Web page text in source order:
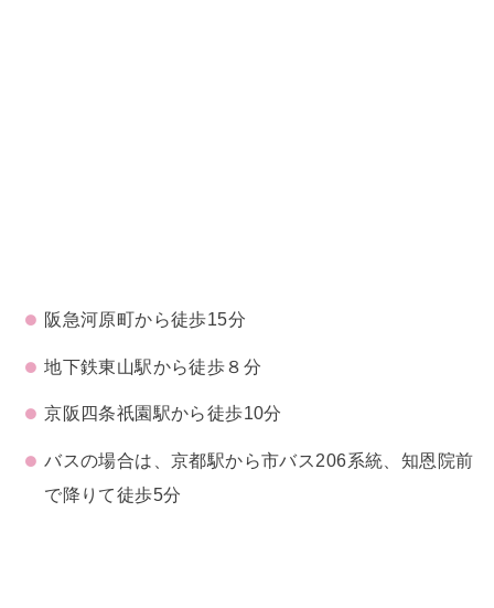
阪急河原町から徒歩15分
地下鉄東山駅から徒歩８分
京阪四条祇園駅から徒歩10分
バスの場合は、京都駅から市バス206系統、知恩院前
で降りて徒歩5分